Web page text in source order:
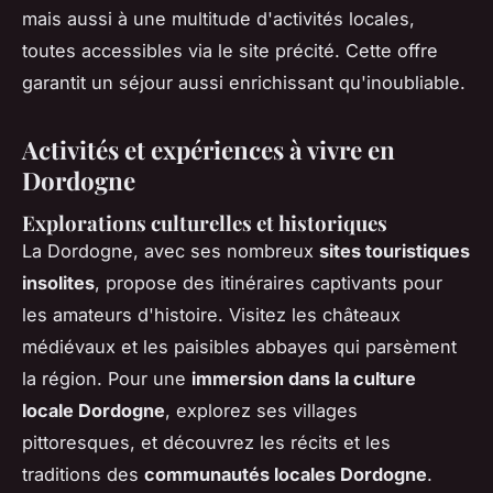
mais aussi à une multitude d'activités locales,
toutes accessibles via le site précité. Cette offre
garantit un séjour aussi enrichissant qu'inoubliable.
Activités et expériences à vivre en
Dordogne
Explorations culturelles et historiques
La Dordogne, avec ses nombreux sites touristiques
insolites, propose des itinéraires captivants pour
les amateurs d'histoire. Visitez les châteaux
médiévaux et les paisibles abbayes qui parsèment
la région. Pour une immersion dans la culture
locale Dordogne, explorez ses villages
pittoresques, et découvrez les récits et les
traditions des communautés locales Dordogne.